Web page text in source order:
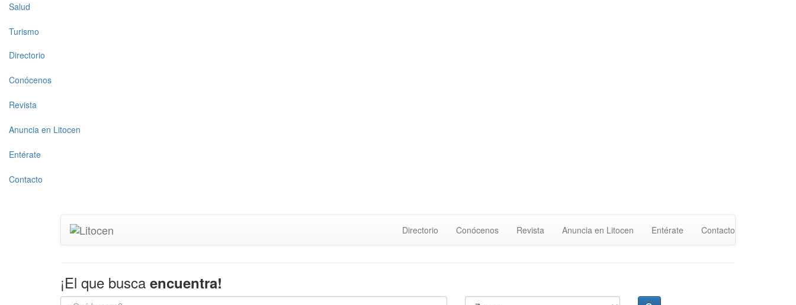
Salud
Turismo
Directorio
Conócenos
Revista
Anuncia en Litocen
Entérate
Contacto
Directorio Conócenos Revista Anuncia en Litocen Entérate Contacto
¡El que busca encuentra!